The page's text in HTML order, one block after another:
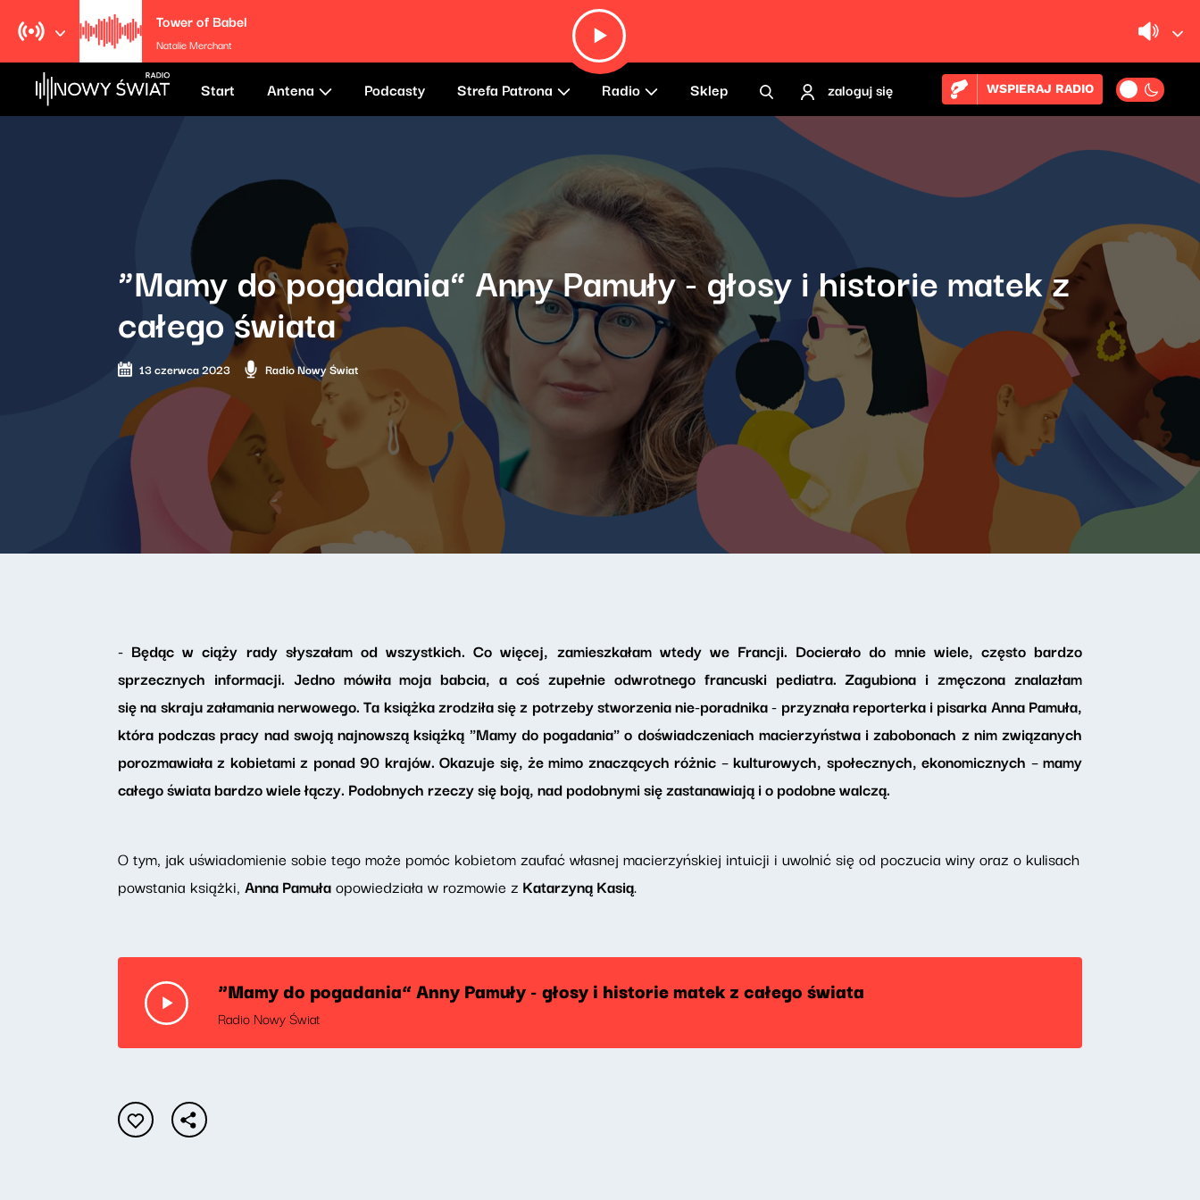
Tower of Babel
Natalie Merchant
Start Antena Podcasty Strefa Patrona Radio Sklep zaloguj się WSPIERAJ RADIO
“Mamy do pogadania” Anny Pamuły - głosy i historie matek z
całego świata
13 czerwca 2023 Radio Nowy Świat
- Będąc w ciąży rady słyszałam od wszystkich. Co więcej, zamieszkałam wtedy we Francji. Docierało do mnie wiele, często bardzo
sprzecznych informacji. Jedno mówiła moja babcia, a coś zupełnie odwrotnego francuski pediatra. Zagubiona i zmęczona znalazłam
się na skraju załamania nerwowego. Ta książka zrodziła się z potrzeby stworzenia nie-poradnika - przyznała reporterka i pisarka Anna Pamuła,
która podczas pracy nad swoją najnowszą książką "Mamy do pogadania" o doświadczeniach macierzyństwa i zabobonach z nim związanych
porozmawiała z kobietami z ponad 90 krajów. Okazuje się, że mimo znaczących różnic – kulturowych, społecznych, ekonomicznych – mamy
całego świata bardzo wiele łączy. Podobnych rzeczy się boją, nad podobnymi się zastanawiają i o podobne walczą.
O tym, jak uświadomienie sobie tego może pomóc kobietom zaufać własnej macierzyńskiej intuicji i uwolnić się od poczucia winy oraz o kulisach
powstania książki, Anna Pamułaopowiedziała w rozmowie z Katarzyną Kasią.
“Mamy do pogadania” Anny Pamuły - głosy i historie matek z całego świata
Radio Nowy Świat